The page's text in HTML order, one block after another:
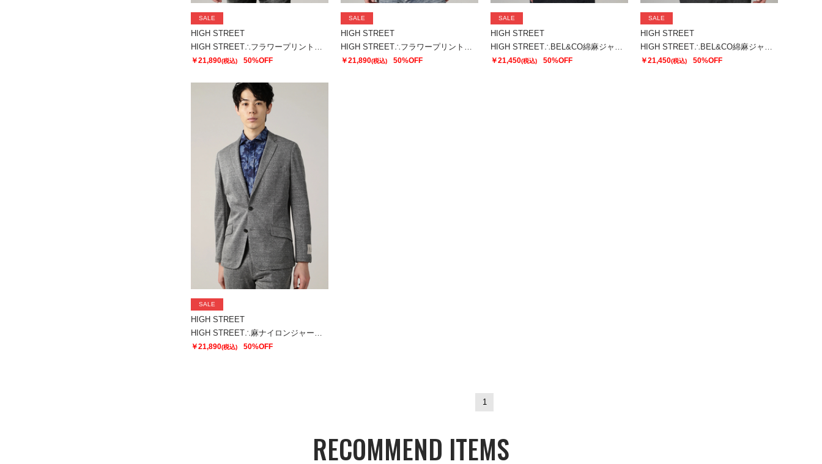
SALE
HIGH STREET
HIGH STREET∴フラワープリントジャケット
￥21,890(税込) 50%OFF
SALE
HIGH STREET
HIGH STREET∴フラワープリントジャケット
￥21,890(税込) 50%OFF
SALE
HIGH STREET
HIGH STREET∴BEL&CO綿麻ジャージジャケット
￥21,450(税込) 50%OFF
SALE
HIGH STREET
HIGH STREET∴BEL&CO綿麻ジャージジャケット
￥21,450(税込) 50%OFF
SALE
HIGH STREET
￥21,890(税込) 50%OFF
1
RECOMMEND ITEMS